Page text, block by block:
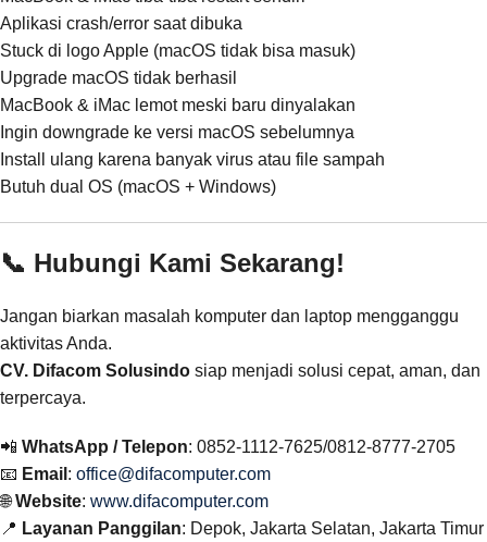
Aplikasi crash/error saat dibuka
Stuck di logo Apple (macOS tidak bisa masuk)
Upgrade macOS tidak berhasil
MacBook & iMac lemot meski baru dinyalakan
Ingin downgrade ke versi macOS sebelumnya
Install ulang karena banyak virus atau file sampah
Butuh dual OS (macOS + Windows)
📞 Hubungi Kami Sekarang!
Jangan biarkan masalah komputer dan laptop mengganggu
aktivitas Anda.
CV. Difacom Solusindo siap menjadi solusi cepat, aman, dan
terpercaya.
📲 WhatsApp / Telepon: 0852-1112-7625/0812-8777-2705
📧 Email : office@difacomputer.com
🌐Website: www.difacomputer.com
📍 Layanan Panggilan: Depok, Jakarta Selatan, Jakarta Timur